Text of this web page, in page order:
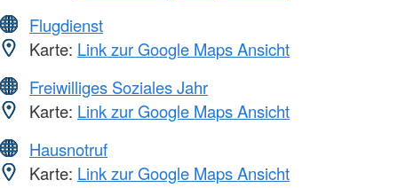
Flugdienst
Karte: Link zur Google Maps Ansicht
Freiwilliges Soziales Jahr
Karte: Link zur Google Maps Ansicht
Hausnotruf
Karte: Link zur Google Maps Ansicht